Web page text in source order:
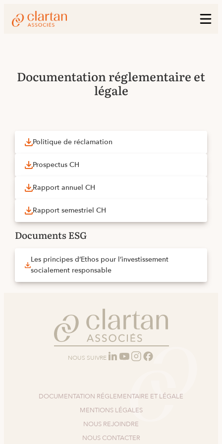
Documentation réglementaire et
légale
Politique de réclamation
Prospectus CH
Rapport annuel CH
Rapport semestriel CH
Documents ESG
Les principes d’Ethos pour l’investissement
socialement responsable
NOUS SUIVRE
DOCUMENTATION RÉGLEMENTAIRE ET LÉGALE
MENTIONS LÉGALES
NOUS REJOINDRE
NOUS CONTACTER